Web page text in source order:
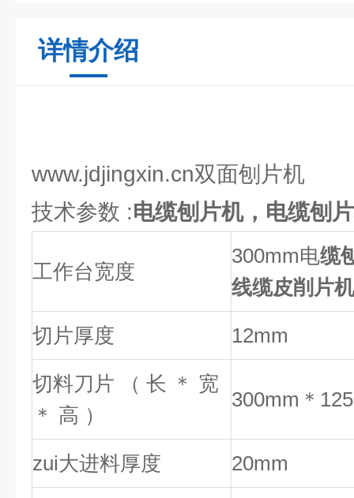
详情介绍
www.jdjingxin.cn双面刨片机
技术参数 :电缆刨片机，电缆刨
工作台宽度
300mm电缆
线缆皮削片机
切片厚度 12mm
切料刀片 （ 长 ＊ 宽
＊ 高 ）
300mm＊
zui大进料厚度 20mm